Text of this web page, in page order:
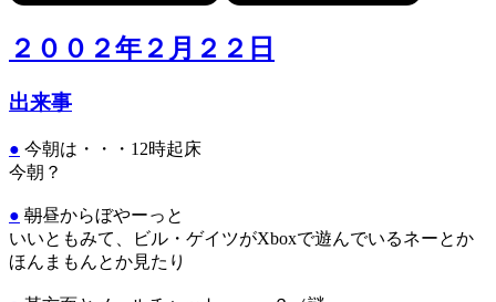
２００２年２月２２日
出来事
● 今朝は・・・12時起床
今朝？
● 朝昼からぼやーっと
いいともみて、ビル・ゲイツがXboxで遊んでいるネーとか
ほんまもんとか見たり